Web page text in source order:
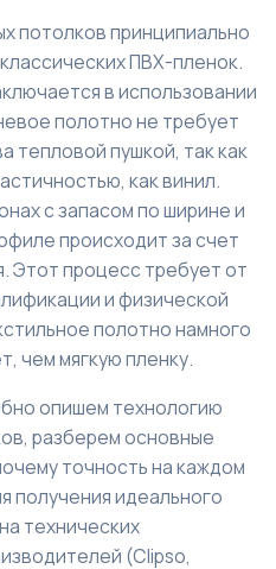
потолков принципиально
ПВХ-пленок.
в использовании
полотно не требует
тепловой пушкой, так как
как винил.
с запасом по ширине и
происходит за счет
Этот процесс требует от
и физической
полотно намного
чем мягкую пленку.
опишем технологию
разберем основные
точность на каждом
получения идеального
технических
(Clipso,